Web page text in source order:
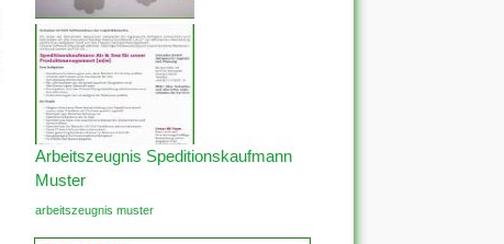
Arbeitszeugnis Speditionskaufmann
Muster
arbeitszeugnis muster